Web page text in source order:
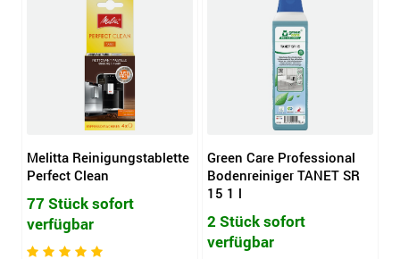
Melitta Reinigungstablette
Perfect Clean
77 Stück sofort
verfügbar
Green Care Professional
Bodenreiniger TANET SR
15 1 l
2 Stück sofort
verfügbar